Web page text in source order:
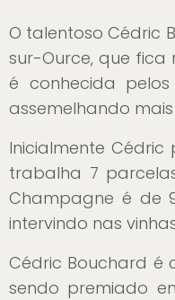
O talentoso Cédric
sur-Ource, que fica
é conhecida
assemelhando
Inicialmente Cédric
trabalha 7
Champagne é de
intervindo nas
Cédric Bouchard é
sendo premiado